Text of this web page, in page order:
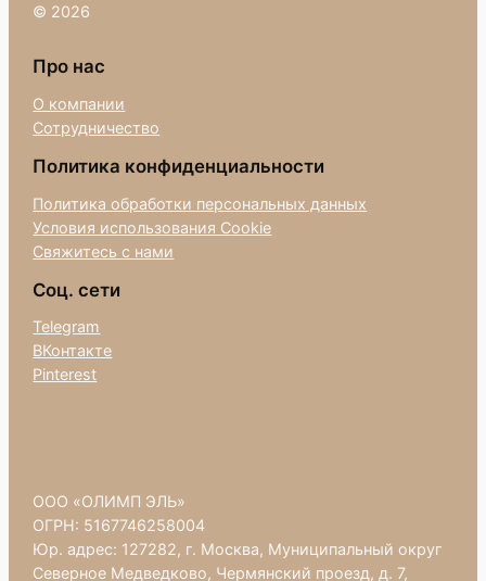
© 2026
Про нас
О компании
Сотрудничество
Политика конфиденциальности
Политика обработки персональных данных
Условия использования Cookie
Свяжитесь с нами
Соц. сети
Telegram
ВКонтакте
Pinterest
ООО «ОЛИМП ЭЛЬ»
ОГРН: 5167746258004
Юр. адрес: 127282, г. Москва, Муниципальный округ
Северное Медведково, Чермянский проезд, д. 7,